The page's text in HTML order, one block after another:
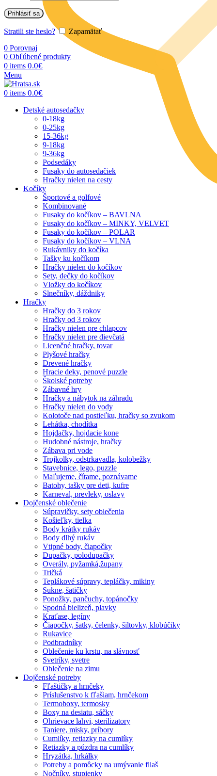
Prihlásiť sa
Stratili ste heslo?
Zapamätať
0 Porovnaj
0 Obľúbené produkty
0 items 0.0€
Menu
0 items 0.0€
Detské autosedačky
0-18kg
0-25kg
15-36kg
9-18kg
9-36kg
Podsedáky
Fusaky do autosedačiek
Hračky nielen na cesty
Kočíky
Športové a golfové
Kombinované
Fusaky do kočíkov – BAVLNA
Fusaky do kočíkov – MINKY, VELVET
Fusaky do kočíkov – POLAR
Fusaky do kočíkov – VLNA
Rukávniky do kočíka
Tašky ku kočíkom
Hračky nielen do kočíkov
Sety, dečky do kočíkov
Vložky do kočíkov
Slnečníky, dáždniky
Hračky
Hračky do 3 rokov
Hračky od 3 rokov
Hračky nielen pre chlapcov
Hračky nielen pre dievčatá
Licenčné hračky, tovar
Plyšové hračky
Drevené hračky
Hracie deky, penové puzzle
Školské potreby
Zábavné hry
Hračky a nábytok na záhradu
Hračky nielen do vody
Kolotoče nad postieľku, hračky so zvukom
Lehátka, chodítka
Hojdačky, hojdacie kone
Hudobné nástroje, hračky
Zábava pri vode
Trojkolky, odstrkavadla, kolobežky
Stavebnice, lego, puzzle
Maľujeme, čítame, poznávame
Batohy, tašky pre deti, kufre
Karneval, prevleky, oslavy
Dojčenské oblečenie
Súpravičky, sety oblečenia
Košieľky, tielka
Body krátky rukáv
Body dlhý rukáv
Vtipné body, čiapočky
Dupačky, polodupačky
Overály, pyžamká,župany
Tričká
Teplákové súpravy, tepláčky, mikiny
Sukne, šatičky
Ponožky, pančuchy, topánočky
Spodná bielizeň, plavky
Kraťase, legíny
Čiapočky, šatky, čelenky, šiltovky, klobúčiky
Rukavice
Podbradníky
Oblečenie ku krstu, na slávnosť
Svetríky, svetre
Oblečenie na zimu
Dojčenské potreby
Fľaštičky a hrnčeky
Príslušenstvo k fľašiam, hrnčekom
Termoboxy, termosky
Boxy na desiatu, sáčky
Ohrievace lahvi, sterilizatory
Taniere, misky, príbory
Cumlíky, retiazky na cumlíky
Retiazky a púzdra na cumlíky
Hryzátka, hrkálky
Potreby a pomôcky na umývanie fliaš
Nočníky, stupienky